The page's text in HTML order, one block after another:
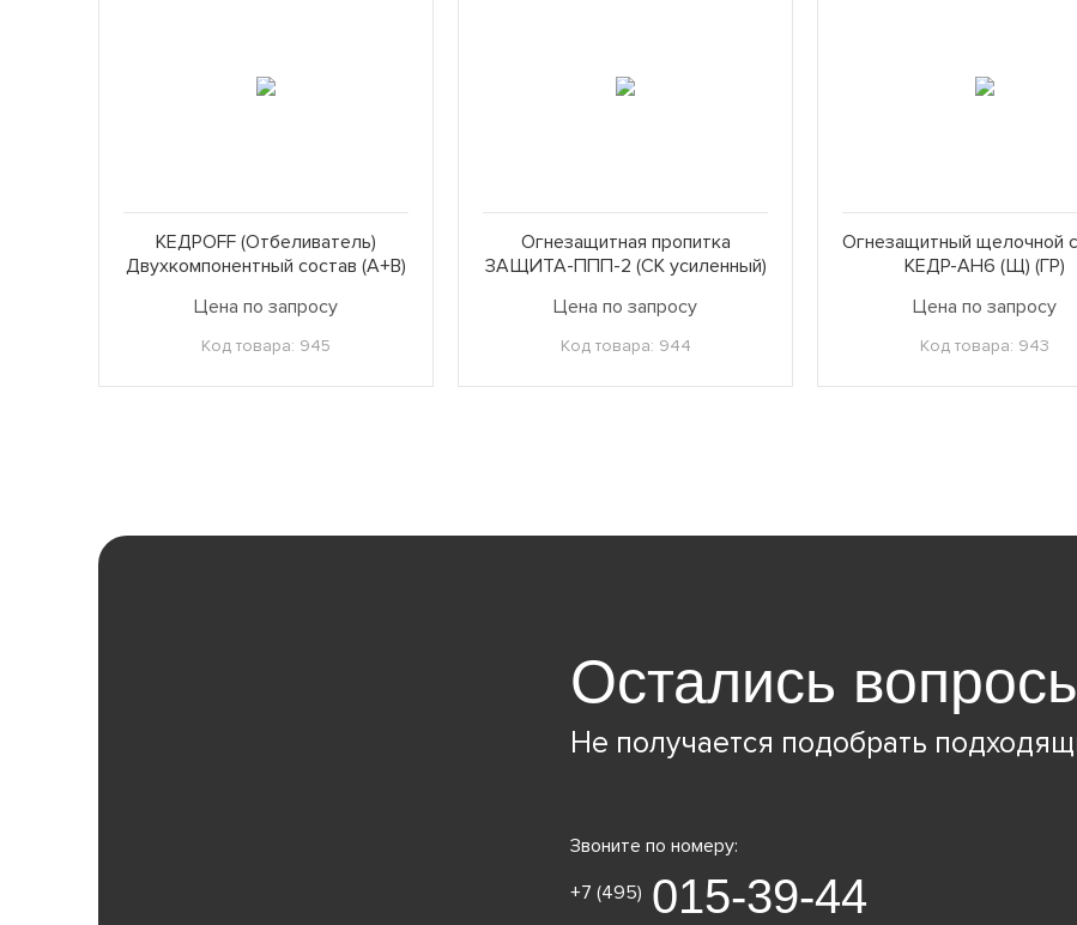
КЕДРОFF (Отбеливатель)
Двухкомпонентный состав (А+В)
Цена по запросу
Код товара: 945
Огнезащитная пропитка
ЗАЩИТА-ППП-2 (СК усиленный)
Цена по запросу
Код товара: 944
Огнезащитный щелочной
КЕДР-АН6 (Щ) (ГР)
Цена по запросу
Код товара: 943
Остались
Не получается подобрать
Звоните по номеру:
+7 (495) 015-39-44